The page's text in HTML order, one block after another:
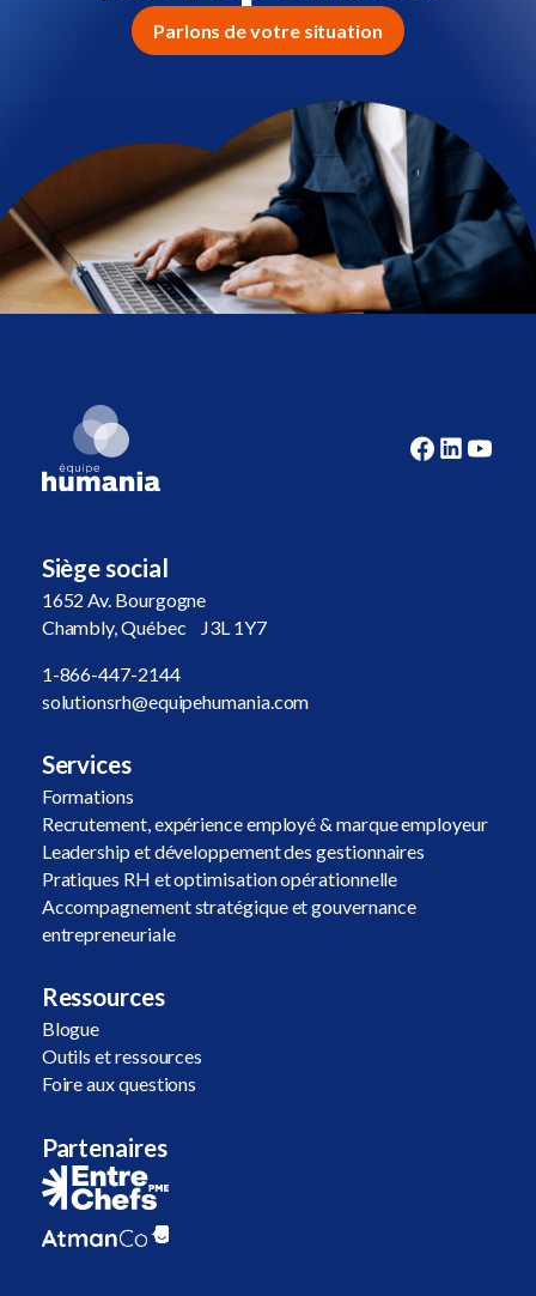
Parlons de votre situation
Siège social
1652 Av. Bourgogne
Chambly, Québec J3L 1Y7
1-866-447-2144
solutionsrh@equipehumania.com
Services
Formations
Recrutement, expérience employé & marque employeur
Leadership et développement des gestionnaires
Pratiques RH et optimisation opérationnelle
Accompagnement stratégique et gouvernance
entrepreneuriale
Ressources
Blogue
Outils et ressources
Foire aux questions
Partenaires